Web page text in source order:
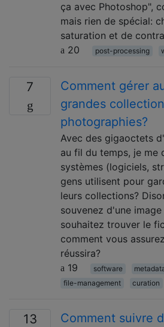
ça avec Photoshop",
mais rien de spécial:
saturation et de
20
post-processing
7
Comment gérer
grandes
photographies?
Avec des gigaoctets
au fil du temps, je me
systèmes (logiciels,
gens utilisent pour
leurs collections?
souvenez d'une
souhaitez trouver le
comment vous
réussira?
19
software
file-management
curation
13
Comment suivre